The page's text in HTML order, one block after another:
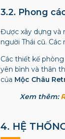
3.2. Phong
Được xây dựng và
người Thái cũ.
Các thiết kế
yên bình và thân
của Mộc Châu
Xem thêm:
4. HỆ